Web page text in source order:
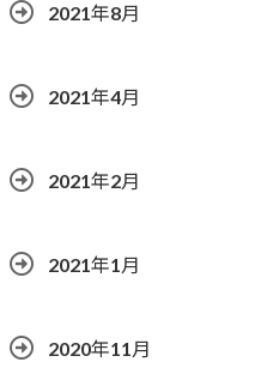
2021年8月
2021年4月
2021年2月
2021年1月
2020年11月